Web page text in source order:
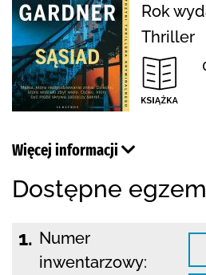
Rok
Thriller
Więcej informacji
Dostępne
1. Numer
inwentarzowy: